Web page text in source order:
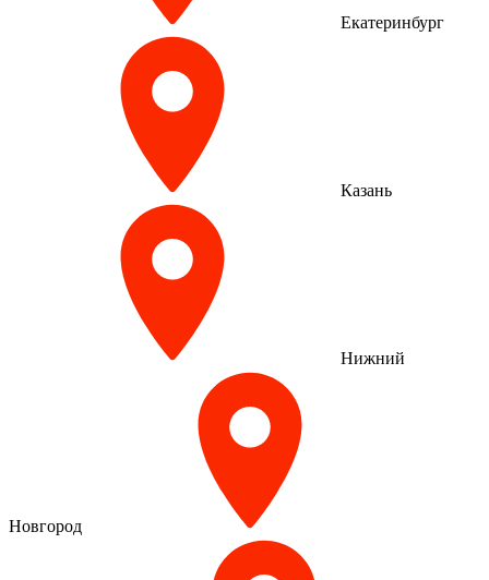
Екатеринбург
Казань
Нижний
Новгород